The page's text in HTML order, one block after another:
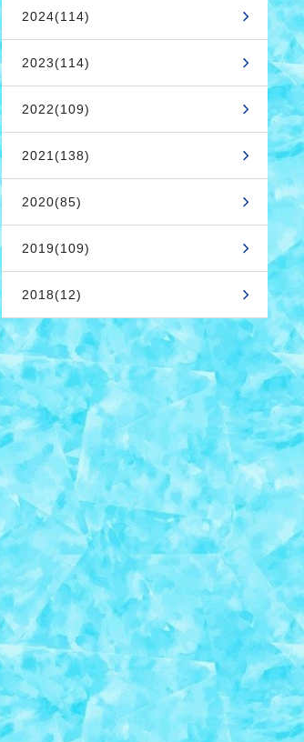
2024(114)
2023(114)
2022(109)
2021(138)
2020(85)
2019(109)
2018(12)